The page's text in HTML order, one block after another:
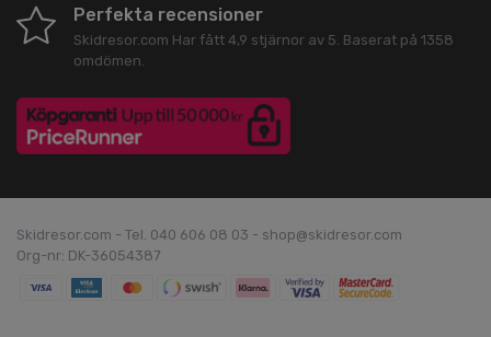
Perfekta recensioner
Skidresor.com Har fått 4,9 stjärnor av 5 . Baserat på 1358
omdömen.
Skidresor.com - Tel. 040 606 08 03 - shop@skidresor.com
Org-nr: DK-36054387